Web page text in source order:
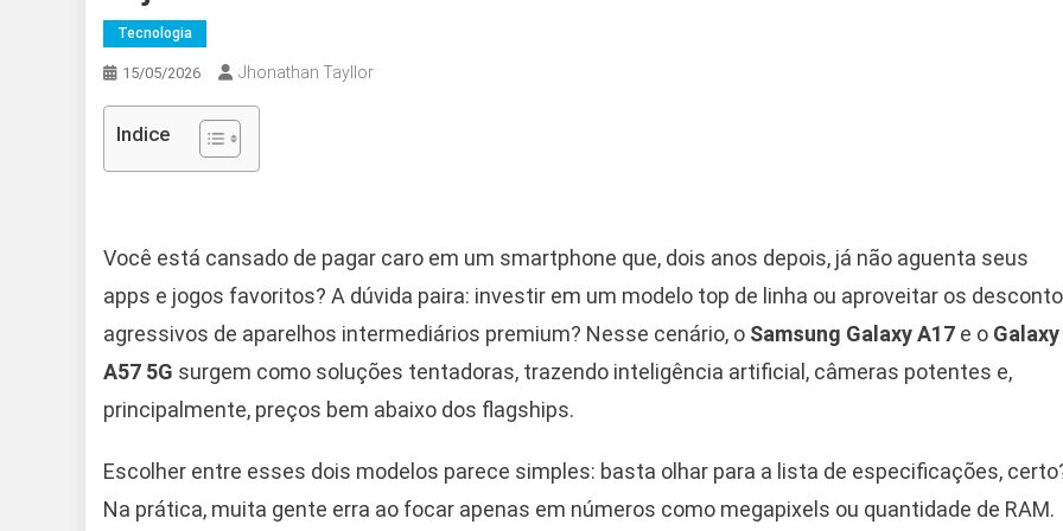
Tecnologia
15/05/2026 Jhonathan Tayllor
Indice
Você está cansado de pagar caro em um smartphone que, dois anos depois, já não aguenta seus
apps e jogos favoritos? A dúvida paira: investir em um modelo top de linha ou aproveitar os
agressivos de aparelhos intermediários premium? Nesse cenário, o Samsung Galaxy A17 e o Galaxy
A57 5G surgem como soluções tentadoras, trazendo inteligência artificial, câmeras potentes e,
principalmente, preços bem abaixo dos flagships.
Escolher entre esses dois modelos parece simples: basta olhar para a lista de especificações,
Na prática, muita gente erra ao focar apenas em números como megapixels ou quantidade de RAM.